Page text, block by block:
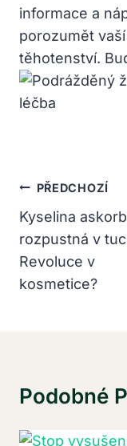
informace a
porozumět
těhotenství.
Navigace
Pro
Příspěvek
PŘEDCHOZÍ
Kyselina
rozpustná v
Revoluce v
kosmetice?
Podobné